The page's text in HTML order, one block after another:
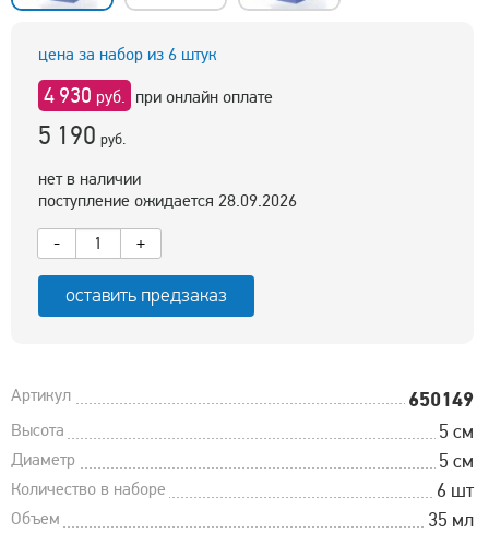
цена за набор из 6 штук
4 930 руб. при онлайн оплате
5 190 руб.
нет в наличии
поступление ожидается 28.09.2026
-
+
оставить предзаказ
Артикул 650149
Высота 5 см
Диаметр 5 см
Количество в наборе 6 шт
Объем 35 мл